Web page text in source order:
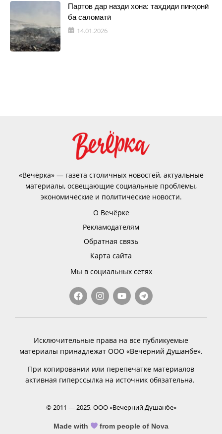
Партов дар назди хона: таҳдиди пинҳонӣ
ба саломатӣ
14.01.2026
«Вечёрка» — газета столичных новостей, актуальные
материалы, освещающие социальные проблемы,
экономические и политические новости.
О Вечёрке
Рекламодателям
Обратная связь
Карта сайта
Мы в социальных сетях
Исключительные права на все публикуемые
материалы принадлежат ООО «Вечерний Душанбе».
При копировании или перепечатке материалов
активная гиперссылка на источник обязательна.
© 2011 — 2025, ООО «Вечерний Душанбе»
Made with from people of Nova